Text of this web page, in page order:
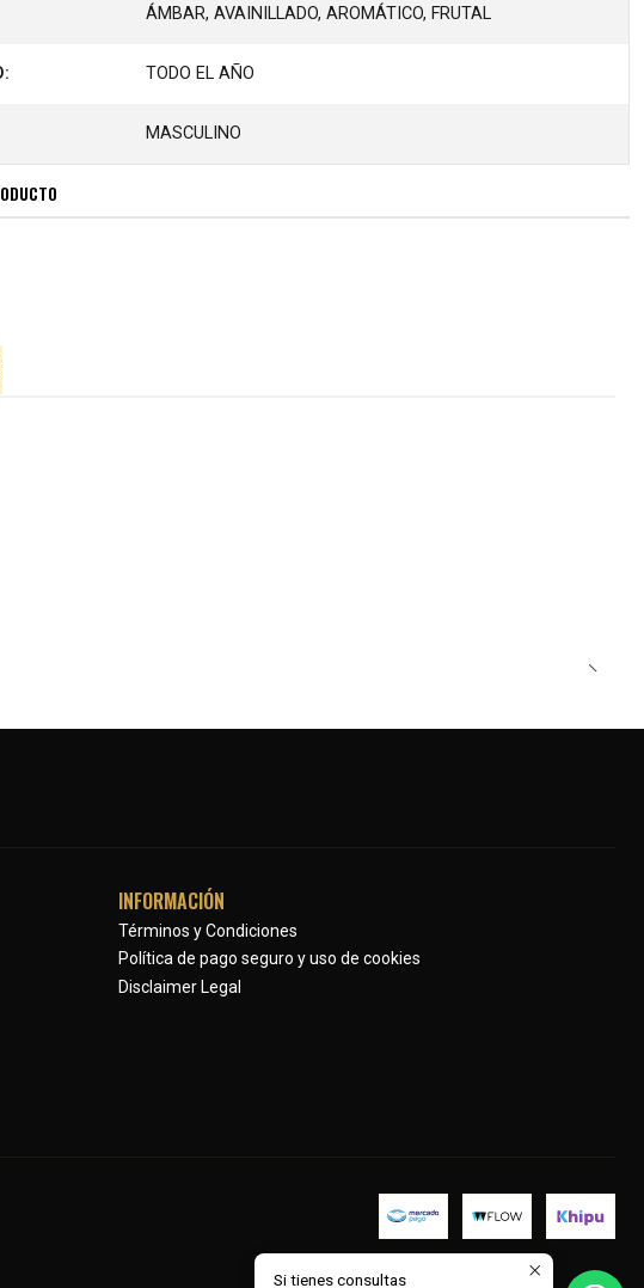
ÁMBAR, AVAINILLADO, AROMÁTICO, FRUTAL
TODO EL AÑO
MASCULINO
INFORMACIÓN
Términos y Condiciones
Política de pago seguro y uso de cookies
Disclaimer Legal
Si tienes consultas